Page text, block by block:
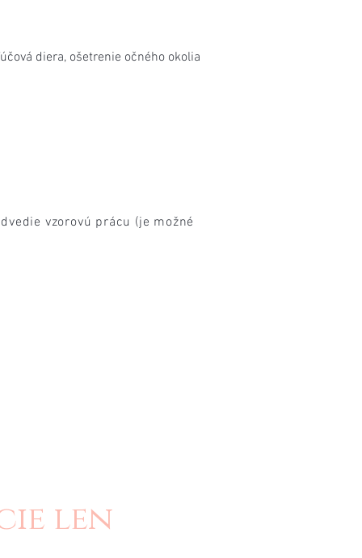
diera, ošetrenie očného okolia
vzorovú prácu (je možné
len